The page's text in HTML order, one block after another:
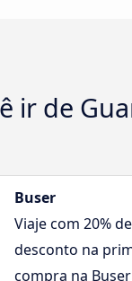
de
Buser
Viaje com 20% de
desconto na
compra na